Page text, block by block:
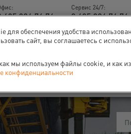
495 926 76 76
Сервис 24/7:
8 495 926 76 76
События
для обеспечения удобства
сайт, вы соглашаетесь с
мы используем файлы cookie, и как
конфиденциальности